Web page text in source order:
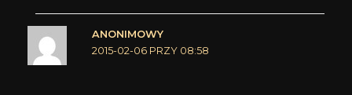
ANONIMOWY
2015-02-06 PRZY 08:58